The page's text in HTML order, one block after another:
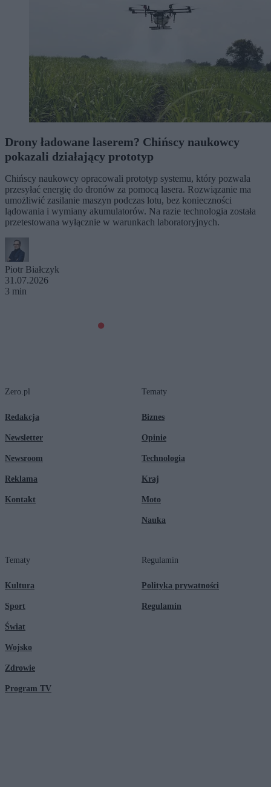
Drony ładowane laserem? Chińscy naukowcy
pokazali działający prototyp
Chińscy naukowcy opracowali prototyp systemu, który pozwala
przesyłać energię do dronów za pomocą lasera. Rozwiązanie ma
umożliwić zasilanie maszyn podczas lotu, bez konieczności
lądowania i wymiany akumulatorów. Na razie technologia została
przetestowana wyłącznie w warunkach laboratoryjnych.
Piotr Białczyk
31.07.2026
3 min
Zero.pl
Redakcja
Newsletter
Newsroom
Reklama
Kontakt
Tematy
Biznes
Opinie
Technologia
Kraj
Moto
Nauka
Tematy
Kultura
Sport
Świat
Wojsko
Zdrowie
Program TV
Regulamin
Polityka prywatności
Regulamin